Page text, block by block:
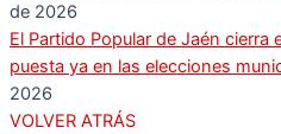
de 2026
El Partido Popular de Jaén
puesta ya en las elecciones
2026
VOLVER ATRÁS